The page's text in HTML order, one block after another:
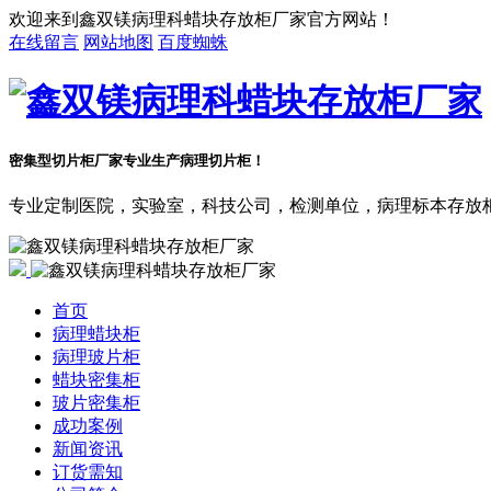
欢迎来到鑫双镁病理科蜡块存放柜厂家官方网站！
在线留言 网站地图 百度蜘蛛
密集型切片柜厂家专业生产病理切片柜！
专业定制医院，实验室，科技公司，检测单位，病理标本存放
首页
病理蜡块柜
病理玻片柜
蜡块密集柜
玻片密集柜
成功案例
新闻资讯
订货需知